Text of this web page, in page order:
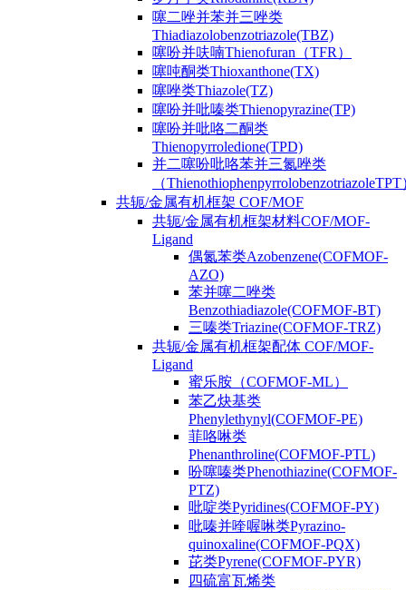
噻二唑并苯并三唑类
Thiadiazolobenzotriazole(TBZ)
噻吩并呋喃Thienofuran（TFR）
噻吨酮类Thioxanthone(TX)
噻唑类Thiazole(TZ)
噻吩并吡嗪类Thienopyrazine(TP)
噻吩并吡咯二酮类
Thienopyrroledione(TPD)
并二噻吩吡咯苯并三氮唑类
（ThienothiophenpyrrolobenzotriazoleTPT
共轭/金属有机框架 COF/MOF
共轭/金属有机框架材料COF/MOF-
Ligand
偶氮苯类Azobenzene(COFMOF-
AZO)
苯并噻二唑类
Benzothiadiazole(COFMOF-BT)
三嗪类Triazine(COFMOF-TRZ)
共轭/金属有机框架配体 COF/MOF-
Ligand
蜜乐胺（COFMOF-ML）
苯乙炔基类
Phenylethynyl(COFMOF-PE)
菲咯啉类
Phenanthroline(COFMOF-PTL)
吩噻嗪类Phenothiazine(COFMOF-
PTZ)
吡啶类Pyridines(COFMOF-PY)
吡嗪并喹喔啉类Pyrazino-
quinoxaline(COFMOF-PQX)
芘类Pyrene(COFMOF-PYR)
四硫富瓦烯类